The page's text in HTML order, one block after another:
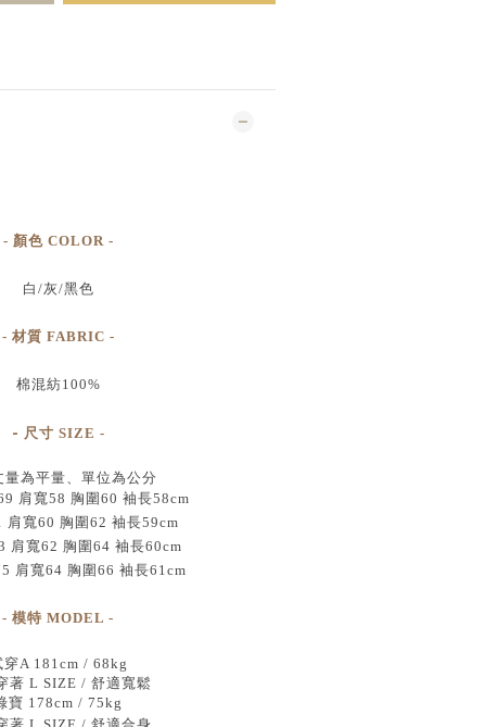
- 顏色 COLOR -
白/灰/黑色
- 材質 FABRIC -
棉混紡100%
- 尺寸 SIZE -
量為平量、單位為公分
肩寬58 胸圍60 袖長58cm
肩寬60 胸圍62 袖長59cm
肩寬62 胸圍64 袖長60cm
肩寬64 胸圍66 袖長61cm
- 模特 MODEL -
穿A 181cm / 68kg
著 L SIZE / 舒適寬鬆
寶 178cm / 75kg